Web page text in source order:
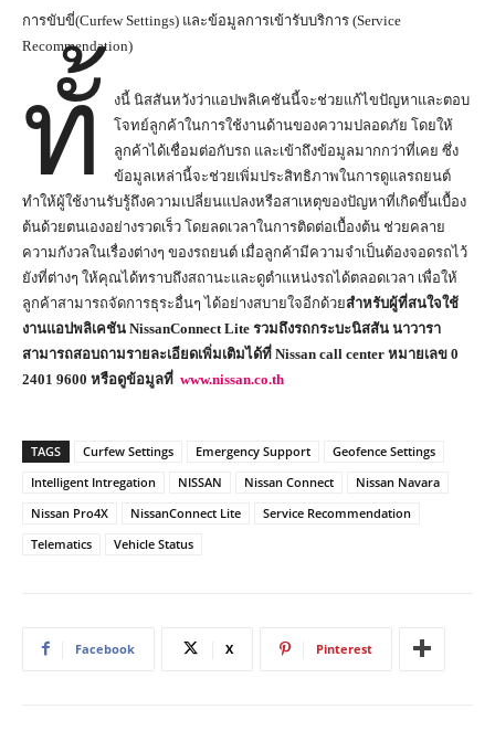
การขับขี่(Curfew Settings) และข้อมูลการเข้ารับบริการ (Service
Recommendation)
ทั้
งนี้ นิสสันหวังว่าแอปพลิเคชันนี้จะช่วยแก้ไขปัญหาและตอบ
โจทย์ลูกค้าในการใช้งานด้านของความปลอดภัย โดยให้
ลูกค้าได้เชื่อมต่อกับรถ และเข้าถึงข้อมูลมากกว่าที่เคย ซึ่ง
ข้อมูลเหล่านี้จะช่วยเพิ่มประสิทธิภาพในการดูแลรถยนต์
ทำให้ผู้ใช้งานรับรู้ถึงความเปลี่ยนแปลงหรือสาเหตุของปัญหาที่เกิดขึ้นเบื้อง
ต้นด้วยตนเองอย่างรวดเร็ว โดยลดเวลาในการติดต่อเบื้องต้น ช่วยคลาย
ความกังวลในเรื่องต่างๆ ของรถยนต์ เมื่อลูกค้ามีความจำเป็นต้องจอดรถไว้
ยังที่ต่างๆ ให้คุณได้ทราบถึงสถานะและดูตำแหน่งรถได้ตลอดเวลา เพื่อให้
ลูกค้าสามารถจัดการธุระอื่นๆ ได้อย่างสบายใจอีกด้วยสำหรับผู้ที่สนใจใช้
งานแอปพลิเคชัน NissanConnect Lite รวมถึงรถกระบะนิสสัน นาวารา
สามารถสอบถามรายละเอียดเพิ่มเติมได้ที่ Nissan call center หมายเลข 0
2401 9600 หรือดูข้อมูลที่ www.nissan.co.th
TAGS Curfew Settings Emergency Support
Geofence Settings
Intelligent Intregation
NISSAN Nissan Connect
Nissan Navara
Nissan Pro4X
NissanConnect Lite
Service Recommendation
Telematics
Vehicle Status
Facebook X Pinterest